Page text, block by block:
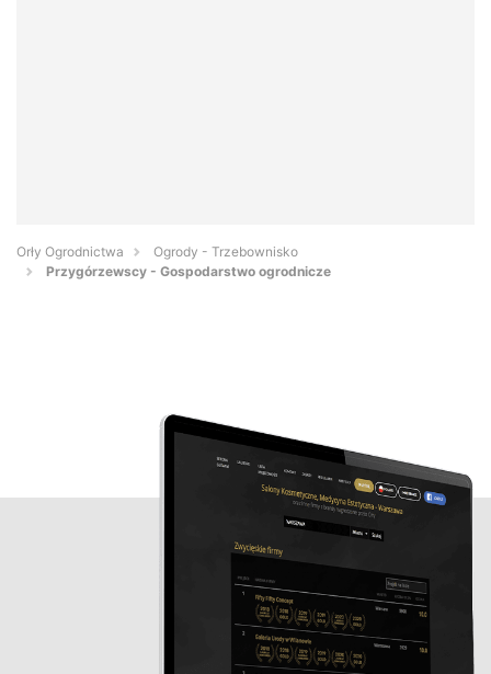
Orły Ogrodnictwa
Ogrody - Trzebownisko
Przygórzewscy - Gospodarstwo ogrodnicze